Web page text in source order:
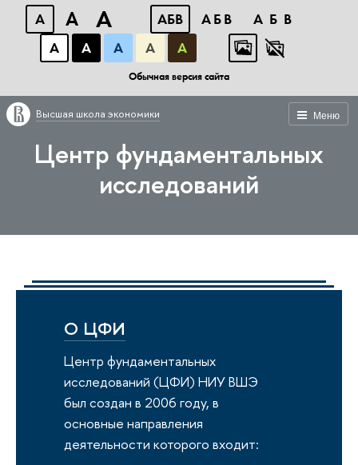
A A A АБВ АБВ
АБВ
А
А А А А
Обычная версия сайта
Меню
Высшая школа экономики
Центр фундаментальных
исследований
О ЦФИ
Центр фундаментальных
исследований (ЦФИ) НИУ ВШЭ
был создан в 2006 году, в
основные направления
деятельности которого входит: